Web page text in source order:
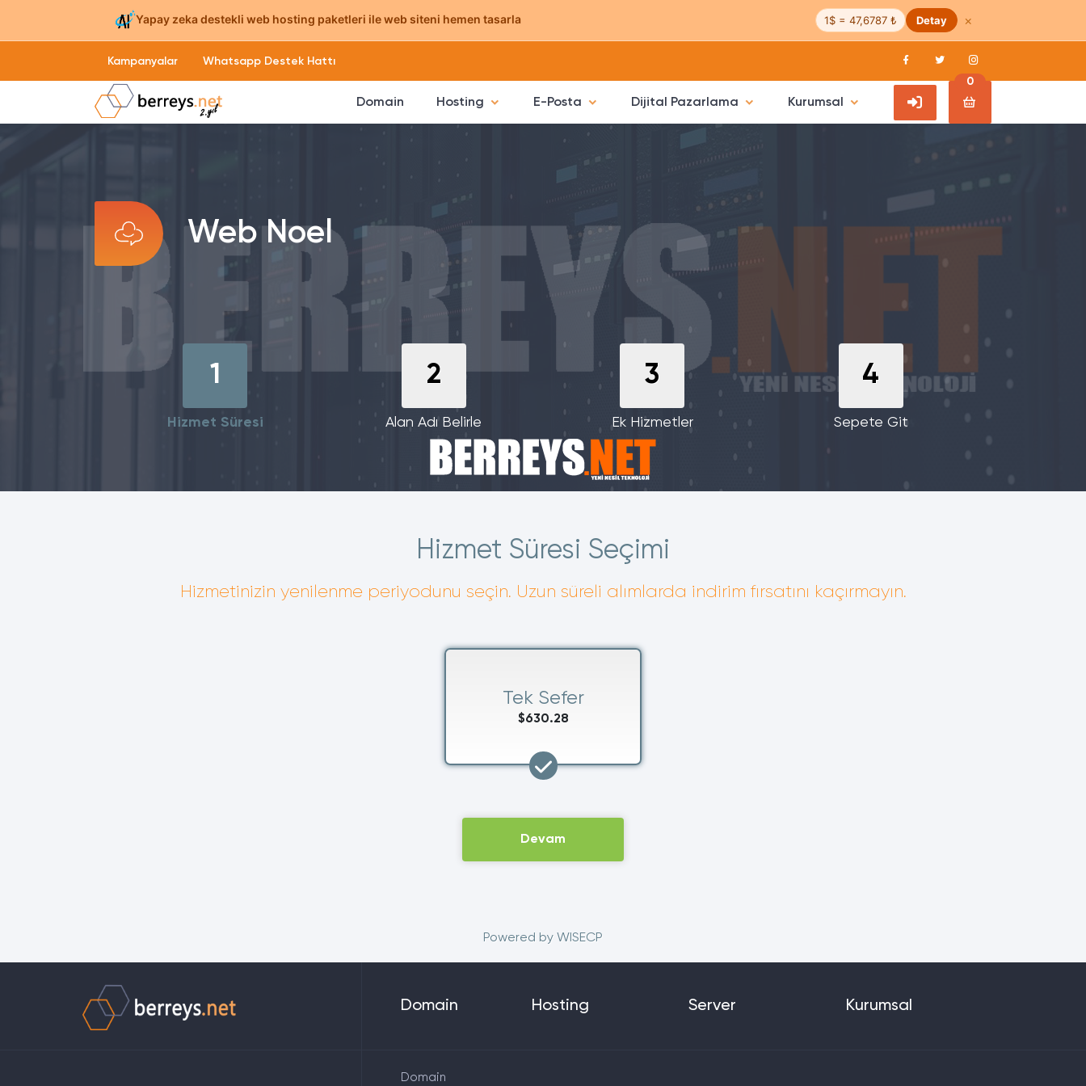
Yapay zeka destekli web hosting paketleri ile web siteni hemen tasarla 1$ = 47,6787 ₺ Detay ×
Kampanyalar Whatsapp Destek Hattı
Domain Hosting E-Posta Dijital Pazarlama Kurumsal
0
Web Noel
1
Hizmet Süresi
2
Alan Adı Belirle
3
Ek Hizmetler
4
Sepete Git
Hizmet Süresi Seçimi
Hizmetinizin yenilenme periyodunu seçin. Uzun süreli alımlarda indirim fırsatını kaçırmayın.
Tek Sefer
$630.28
Devam
Powered by WISECP
Domain Hosting Server Kurumsal
Domain